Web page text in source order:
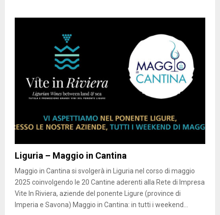
Liguria – Maggio in Cantina
Maggio in Cantina si svolgerà in Liguria nel corso di maggio
2025 coinvolgendo le 20 Cantine aderenti alla Rete di Impresa
Vite In Riviera, aziende del ponente Ligure (province di
Imperia e Savona) Maggio in Cantina: in tutti i weekend...